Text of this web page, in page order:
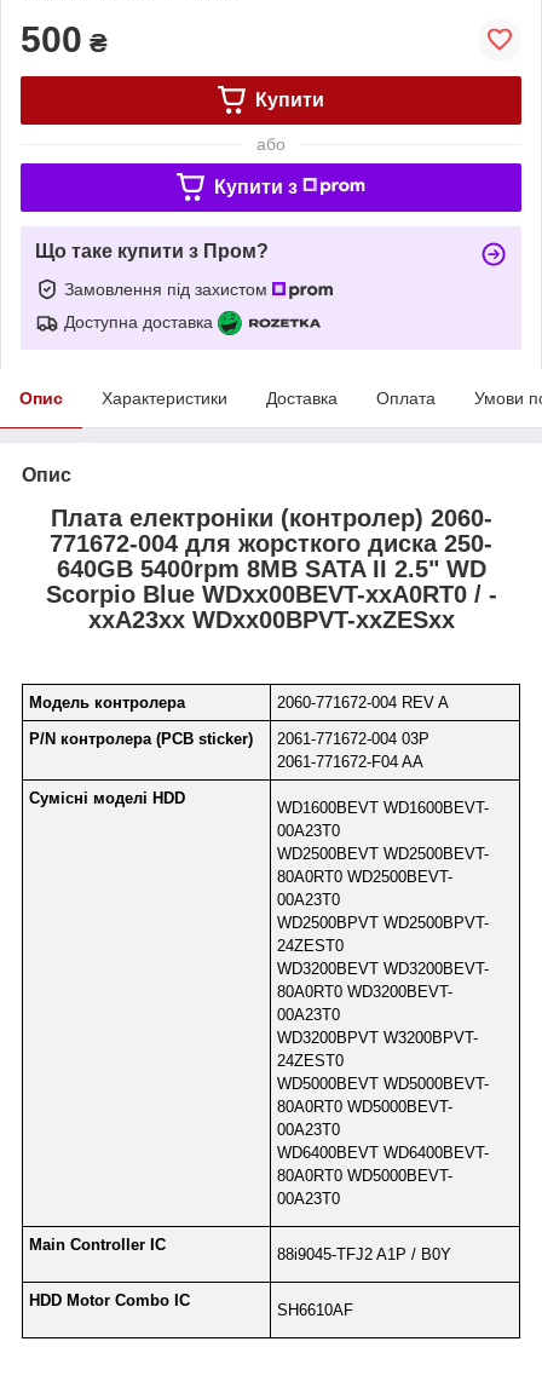
500 ₴
Купити
або
Купити з
Що таке купити з Пром?
Замовлення під захистом
Доступна доставка
Опис Характеристики Доставка Оплата Умови
Опис
Плата електроніки (контролер) 2060-
771672-004 для жорсткого диска 250-
640GB 5400rpm 8MB SATA II 2.5" WD
Scorpio Blue WDxx00BEVT-xxA0RT0 / -
xxA23xx WDxx00BPVT-xxZESxx
Модель контролера
2060-771672-004 REV A
P/N контролера (PCB sticker)
2061-771672-004 03P
2061-771672-F04 AA
Сумісні моделі HDD
WD1600BEVT WD1600BEVT-
00A23T0
WD2500BEVT WD2500BEVT-
80A0RT0 WD2500BEVT-
00A23T0
WD2500BPVT WD2500BPVT-
24ZEST0
WD3200BEVT WD3200BEVT-
80A0RT0 WD3200BEVT-
00A23T0
WD3200BPVT W3200BPVT-
24ZEST0
WD5000BEVT WD5000BEVT-
80A0RT0 WD5000BEVT-
00A23T0
WD6400BEVT WD6400BEVT-
80A0RT0 WD5000BEVT-
00A23T0
Main Controller IC
88i9045-TFJ2 A1P / B0Y
HDD Motor Combo IC
SH6610AF